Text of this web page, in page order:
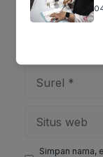
web
Simpan nama,